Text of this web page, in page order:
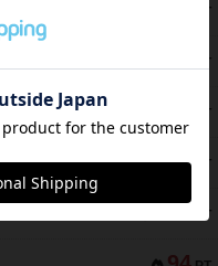
PT
PT
PT
112 PT
PT